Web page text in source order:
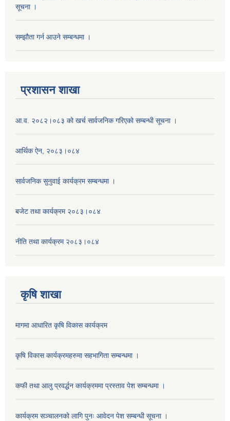
सूचना ।
सम्झौता गर्न आउने सम्बन्धमा ।
प्रशासन शाखा
आ.व. २०८२।०८३ को खर्च सार्वजनिक गरिएको सम्बन्धी सूचना ।
आर्थिक ऐन, २०८३।०८४
सार्वजनिक सुनुवाई कार्यक्रम सम्बन्धमा ।
बजेट तथा कार्यक्रम २०८३।०८४
नीति तथा कार्यक्रम २०८३।०८४
कृषि शाखा
मागमा आधारित कृषि विकास कार्यक्रम
कृषि विकास कार्यक्रमहरुमा सहभागिता सम्बन्धमा ।
कफी तथा आलु प्रवर्द्धन कार्यक्रममा प्रस्ताव पेश सम्बन्धमा ।
कार्यक्रम सञ्चालनको लागि पुनः आवेदन पेश सम्बन्धी सूचना ।